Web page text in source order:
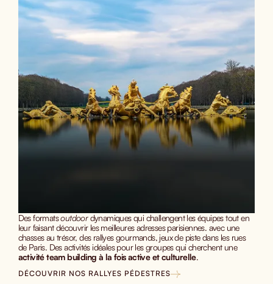
Des formatsoutdoordynamiques qui challengent les équipes tout en
leur faisant découvrir les meilleures adresses parisiennes. avec une
chasses au trésor, des rallyes gourmands, jeux de piste dans les rues
de Paris. Des activités idéales pour les groupes qui cherchent une
activité team building à la fois active et culturelle.
DÉCOUVRIR NOS RALLYES PÉDESTRES